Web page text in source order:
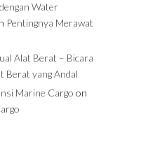
Water
Pentingnya Merawat
Alat Berat – Bicara
Berat yang Andal
Marine Cargo on